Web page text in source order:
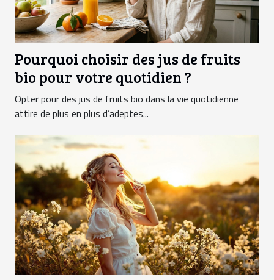
Pourquoi choisir des jus de fruits
bio pour votre quotidien ?
Opter pour des jus de fruits bio dans la vie quotidienne
attire de plus en plus d’adeptes...